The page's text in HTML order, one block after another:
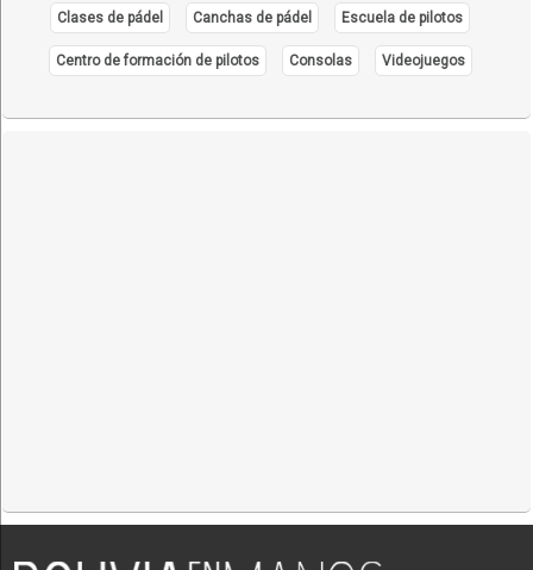
Clases de pádel Canchas de pádel Escuela de pilotos
Centro de formación de pilotos Consolas Videojuegos